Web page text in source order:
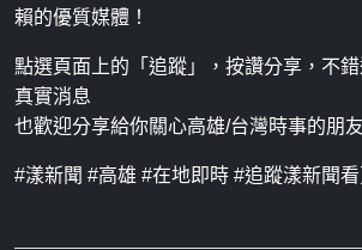
賴的優質媒體！
點選頁面上的「追蹤」，按讚分享，不
真實消息
也歡迎分享給你關心高雄/台灣時事的朋友
#漾新聞 #高雄 #在地即時 #追蹤漾新聞